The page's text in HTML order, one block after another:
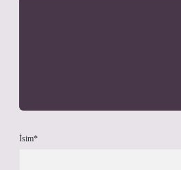
İsim*